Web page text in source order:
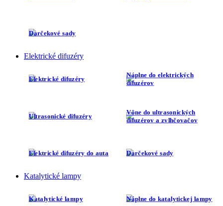
Darčekové sady
Elektrické difuzéry
Elektrické difuzéry
Náplne do elektrických
difuzérov
Ultrasonické difuzéry
Vône do ultrasonických
difuzérov a zvlhčovačov
Elektrické difuzéry do auta Darčekové sady
Katalytické lampy
Katalytické lampy Náplne do katalytickej lampy